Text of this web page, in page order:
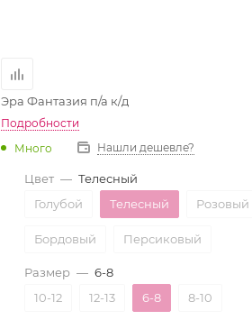
Эра Фантазия п/а к/д
Подробности
Много
Нашли дешевле?
Цвет — Телесный
Голубой
Телесный Розовый
Бордовый Персиковый
Размер — 6-8
10-12
12-13 6-8 8-10